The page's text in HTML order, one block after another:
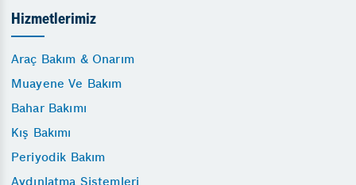
Hizmetlerimiz
Araç Bakım & Onarım
Muayene Ve Bakım
Bahar Bakımı
Kış Bakımı
Periyodik Bakım
Aydınlatma Sistemleri